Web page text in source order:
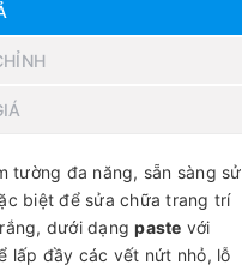
tường đa năng, sẵn sàng sử
biệt để sửa chữa trang trí
dưới dạngpaste với
lấp đầy các vết nứt nhỏ, lỗ